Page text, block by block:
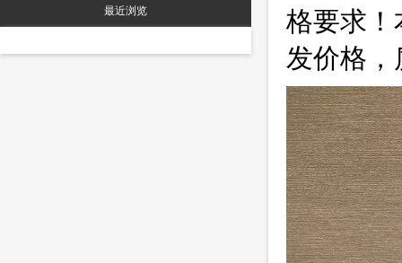
最近浏览
格要求！
发价格